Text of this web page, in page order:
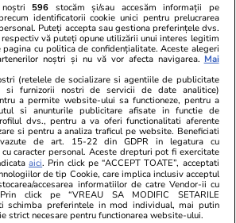
Cele mai
ce Spania a
în semifinale »
a devenit
GSP.ro
Cauza
a dezvăluit
596 stocăm și/sau accesăm informații pe
identificatorii cookie unici pentru prelucrarea
Puteți accepta sau gestiona preferințele dvs.
vă puteți opune utilizării unui interes legitim
pagina cu politica de confidențialitate. Aceste alegeri
noștri și nu vă vor afecta navigarea. Mai
(retelele de socializare si agentiile de publicitate
si furnizorii nostri de servicii de date analitice)
a permite website-ului sa functioneze, pentru a
si anunturile publicitare afisate in functie de
dvs., pentru a va oferi functionalitati aferente
si pentru a analiza traficul pe website. Beneficiati
de art. 15-22 din GDPR in legatura cu
caracter personal. Aceste drepturi pot fi exercitate
aici. Prin click pe “ACCEPT TOATE”, acceptati
de tip Cookie, care implica inclusiv acceptul
accesarea informatiilor de catre Vendor-ii cu
click pe “VREAU SA MODIFIC SETARILE
schimba preferintele in mod individual, mai putin
strict necesare pentru functionarea website-ului.